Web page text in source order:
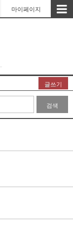
마이페이지
글쓰기
검색